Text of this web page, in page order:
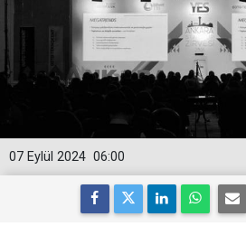
06:00
07 Eylül 2024